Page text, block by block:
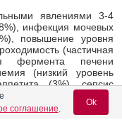
явлениями 3-4
инфекция мочевых
повышение уровня
(частичная
фермента печени
(низкий уровень
(3%), сепсис
в спине и шее (3%),
кровяное
произошло одно из
соглашение.
Ok